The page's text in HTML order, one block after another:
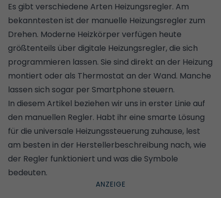
Es gibt verschiedene Arten Heizungsregler. Am
bekanntesten ist der manuelle Heizungsregler zum
Drehen. Moderne Heizkörper verfügen heute
größtenteils über digitale Heizungsregler, die sich
programmieren lassen. Sie sind direkt an der Heizung
montiert oder als Thermostat an der Wand. Manche
lassen sich sogar per Smartphone steuern.
In diesem Artikel beziehen wir uns in erster Linie auf
den manuellen Regler. Habt ihr eine smarte Lösung
für die universale Heizungssteuerung zuhause, lest
am besten in der Herstellerbeschreibung nach, wie
der Regler funktioniert und was die Symbole
bedeuten.